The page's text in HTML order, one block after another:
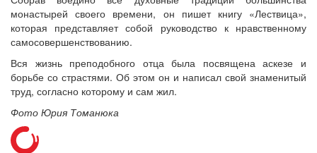
монастырей своего времени, он пишет книгу «Лествица»,
которая представляет собой руководство к нравственному
самосовершенствованию.
Вся жизнь преподобного отца была посвящена аскезе и
борьбе со страстями. Об этом он и написал свой знаменитый
труд, согласно которому и сам жил.
Фото Юрия Томанюка